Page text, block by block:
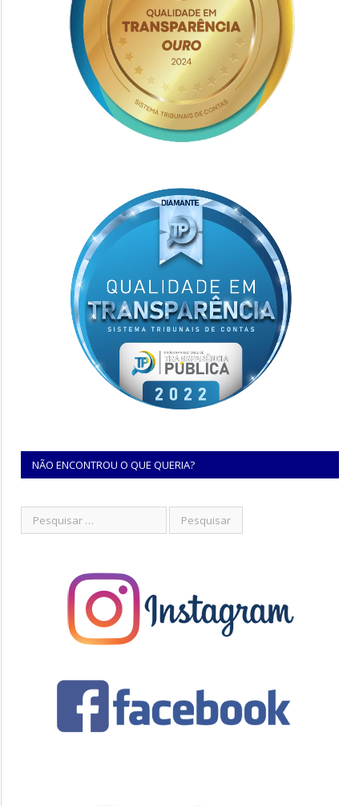
NÃO ENCONTROU O QUE QUERIA?